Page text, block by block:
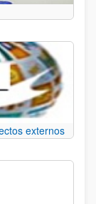
externos